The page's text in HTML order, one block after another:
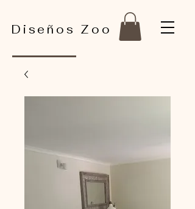
Diseños Zoo